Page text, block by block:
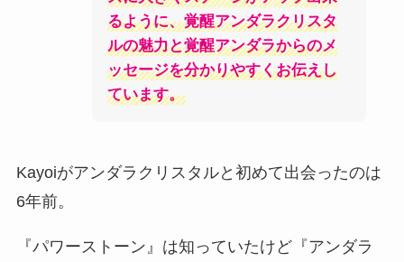
るように、覚醒アンダラクリスタ
ルの魅力と覚醒アンダラからのメ
ッセージを分かりやすくお伝えし
ています。
Kayoiがアンダラクリスタルと初めて出会ったのは
6年前。
『パワーストーン』は知っていたけど『アンダラ